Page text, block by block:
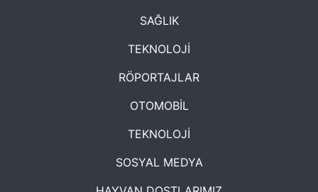
SAĞLIK
TEKNOLOJİ
RÖPORTAJLAR
OTOMOBİL
TEKNOLOJİ
SOSYAL MEDYA